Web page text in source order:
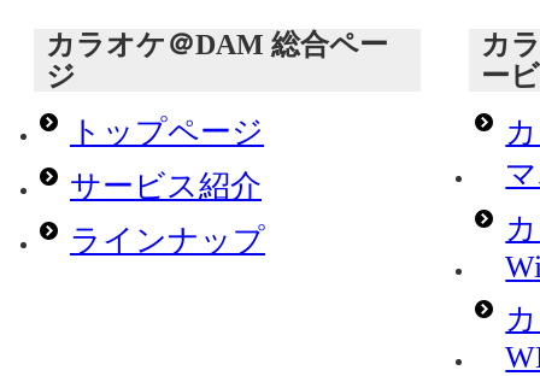
カラオケ＠DAM 総合ペー
ジ
トップページ
サービス紹介
ラインナップ
カ
ー